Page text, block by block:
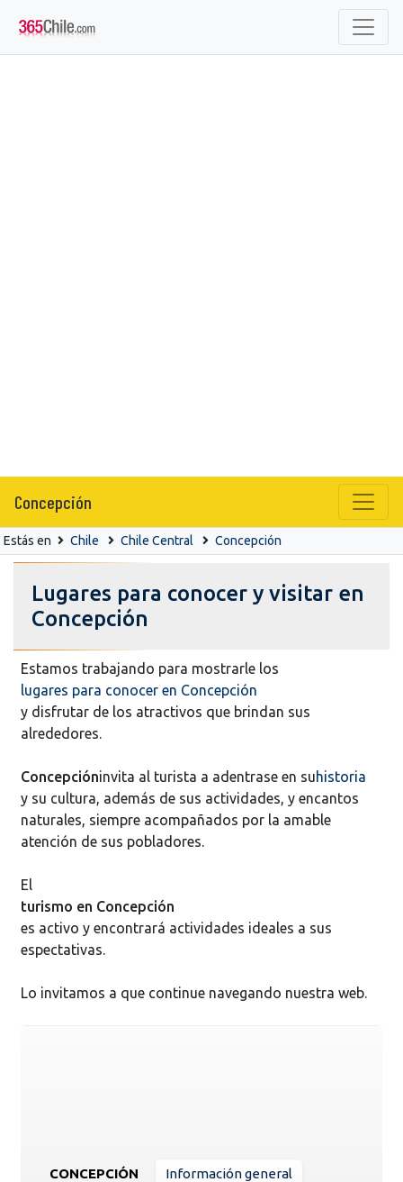
Concepción
Estás en Chile Chile Central Concepción
Lugares para conocer y visitar en
Concepción
Estamos trabajando para mostrarle los
lugares para conocer en Concepción
y disfrutar de los atractivos que brindan sus
alrededores.
Concepcióninvita al turista a adentrase en suhistoria
y su cultura, además de sus actividades, y encantos
naturales, siempre acompañados por la amable
atención de sus pobladores.
El
turismo en Concepción
es activo y encontrará actividades ideales a sus
espectativas.
Lo invitamos a que continue navegando nuestra web.
CONCEPCIÓN Información general